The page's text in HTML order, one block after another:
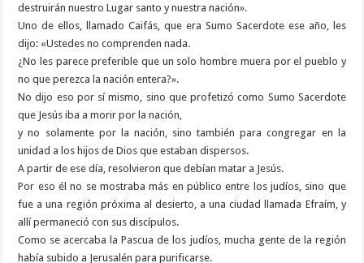
destruirán nuestro Lugar santo y nuestra nación».
Uno de ellos, llamado Caifás, que era Sumo Sacerdote ese año, les
dijo: «Ustedes no comprenden nada.
¿No les parece preferible que un solo hombre muera por el pueblo y
no que perezca la nación entera?».
No dijo eso por sí mismo, sino que profetizó como Sumo Sacerdote
que Jesús iba a morir por la nación,
y no solamente por la nación, sino también para congregar en la
unidad a los hijos de Dios que estaban dispersos.
A partir de ese día, resolvieron que debían matar a Jesús.
Por eso él no se mostraba más en público entre los judíos, sino que
fue a una región próxima al desierto, a una ciudad llamada Efraím, y
allí permaneció con sus discípulos.
Como se acercaba la Pascua de los judíos, mucha gente de la región
había subido a Jerusalén para purificarse.